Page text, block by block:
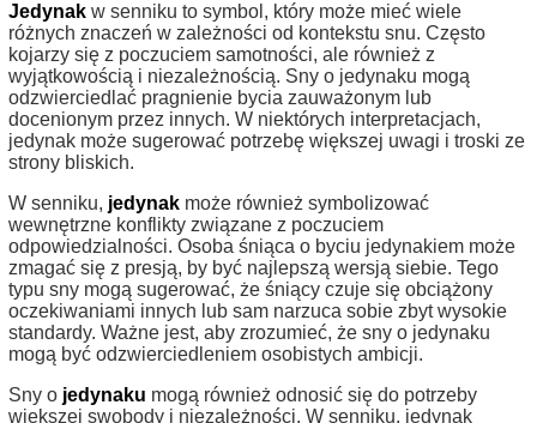
Jedynak w senniku to symbol, który może mieć wiele
różnych znaczeń w zależności od kontekstu snu. Często
kojarzy się z poczuciem samotności, ale również z
wyjątkowością i niezależnością. Sny o jedynaku mogą
odzwierciedlać pragnienie bycia zauważonym lub
docenionym przez innych. W niektórych interpretacjach,
jedynak może sugerować potrzebę większej uwagi i troski ze
strony bliskich.
W senniku, jedynak może również symbolizować
wewnętrzne konflikty związane z poczuciem
odpowiedzialności. Osoba śniąca o byciu jedynakiem może
zmagać się z presją, by być najlepszą wersją siebie. Tego
typu sny mogą sugerować, że śniący czuje się obciążony
oczekiwaniami innych lub sam narzuca sobie zbyt wysokie
standardy. Ważne jest, aby zrozumieć, że sny o jedynaku
mogą być odzwierciedleniem osobistych ambicji.
Sny o jedynaku mogą również odnosić się do potrzeby
większej swobody i niezależności. W senniku, jedynak